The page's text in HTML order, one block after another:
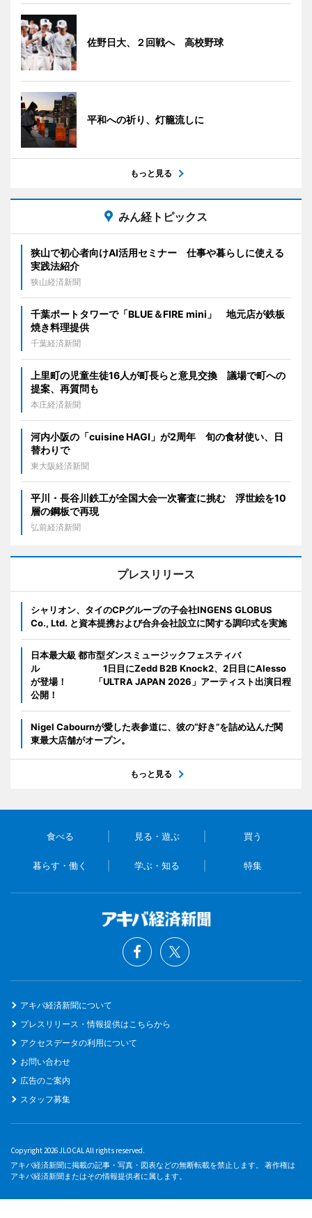
佐野日大、２回戦へ 高校野球
平和への祈り、灯籠流しに
もっと見る
みん経トピックス
狭山で初心者向けAI活用セミナー 仕事や暮らしに使える
実践法紹介
狭山経済新聞
千葉ポートタワーで「BLUE＆FIRE mini」 地元店が鉄板
焼き料理提供
千葉経済新聞
上里町の児童生徒16人が町長らと意見交換 議場で町への
提案、再質問も
本庄経済新聞
河内小阪の「cuisine HAGI」が2周年 旬の食材使い、日
替わりで
東大阪経済新聞
平川・長谷川鉄工が全国大会一次審査に挑む 浮世絵を10
層の鋼板で再現
弘前経済新聞
プレスリリース
シャリオン、タイのCPグループの子会社INGENS GLOBUS
Co., Ltd. と資本提携および合弁会社設立に関する調印式を実施
日本最大級 都市型ダンスミュージックフェスティバ
ル 1日目にZedd B2B Knock2、2日目にAlesso
が登場！ 「ULTRA JAPAN 2026」アーティスト出演日程
公開！
Nigel Cabournが愛した表参道に、彼の“好き”を詰め込んだ関
東最大店舗がオープン。
もっと見る
食べる 見る・遊ぶ 買う
暮らす・働く 学ぶ・知る 特集
アキバ経済新聞について
プレスリリース・情報提供はこちらから
アクセスデータの利用について
お問い合わせ
広告のご案内
スタッフ募集
Copyright 2026 JLOCAL All rights reserved.
アキバ経済新聞に掲載の記事・写真・図表などの無断転載を禁止します。 著作権は
アキバ経済新聞またはその情報提供者に属します。